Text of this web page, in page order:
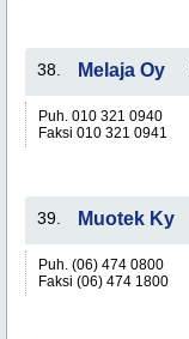
38. Melaja Oy
Puh. 010 321 0940
Faksi 010 321 0941
39. Muotek Ky
Puh. (06) 474 0800
Faksi (06) 474 1800